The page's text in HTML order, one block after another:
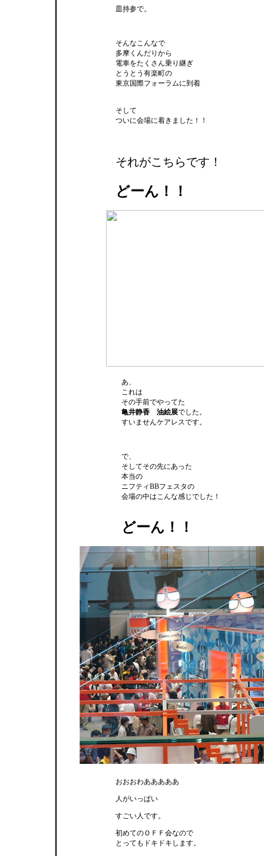
皿持参で。
そんなこんなで
多摩くんだりから
電車をたくさん乗り継ぎ
とうとう有楽町の
東京国際フォーラムに到着
そして
ついに会場に着きました！！
それがこちらです！
どーん！！
あ、
これは
その手前でやってた
亀井静香 油絵展でした。
すいませんケアレスです。
で、
そしてその先にあった
本当の
ニフティBBフェスタの
会場の中はこんな感じでした！
どーん！！
おおおわあああああ
人がいっぱい
すごい人です。
初めてのＯＦＦ会なので
とってもドキドキします。